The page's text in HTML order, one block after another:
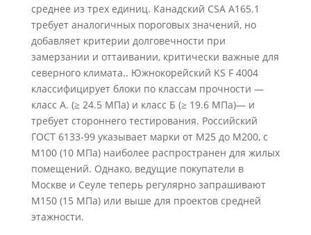
среднее из трех единиц. Канадский CSA A165.1
требует аналогичных пороговых значений, но
добавляет критерии долговечности при
замерзании и оттаивании, критически важные для
северного климата.. Южнокорейский KS F 4004
классифицирует блоки по классам прочности —
класс А. (≥ 24.5 МПа) и класс Б (≥ 19.6 МПа)— и
требует стороннего тестирования. Российский
ГОСТ 6133-99 указывает марки от M25 до M200, с
М100 (10 МПа) наиболее распространен для жилых
помещений. Однако, ведущие покупатели в
Москве и Сеуле теперь регулярно запрашивают
M150 (15 МПа) или выше для проектов средней
этажности.